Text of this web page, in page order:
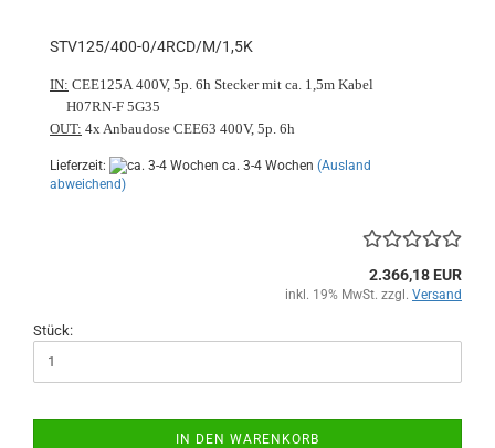
STV125/400-0/4RCD/M/1,5K
IN: CEE125A 400V, 5p. 6h Stecker mit ca. 1,5m Kabel
H07RN-F 5G35
OUT: 4x Anbaudose CEE63 400V, 5p. 6h
Lieferzeit: ca. 3-4 Wochen (Ausland
abweichend)
2.366,18 EUR
inkl. 19% MwSt. zzgl. Versand
Stück:
IN DEN WARENKORB